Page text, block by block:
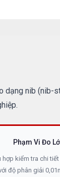
nib
Phạm Vi Đo
hợp kiểm tra chi
độ phân giải